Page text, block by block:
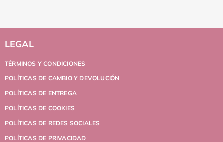
LEGAL
TÉRMINOS Y CONDICIONES
POLÍTICAS DE CAMBIO Y DEVOLUCIÓN
POLÍTICAS DE ENTREGA
POLÍTICAS DE COOKIES
POLÍTICAS DE REDES SOCIALES
POLÍTICAS DE PRIVACIDAD